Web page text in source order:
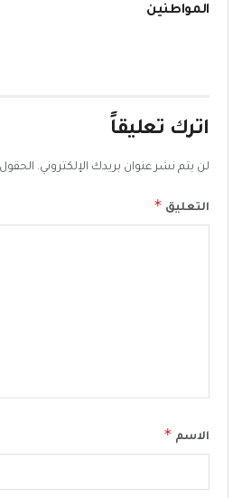
المواطنين
اترك تعليقاً
لن يتم نشر عنوان بريدك الإلكتروني. الحقول
التعليق *
الاسم *